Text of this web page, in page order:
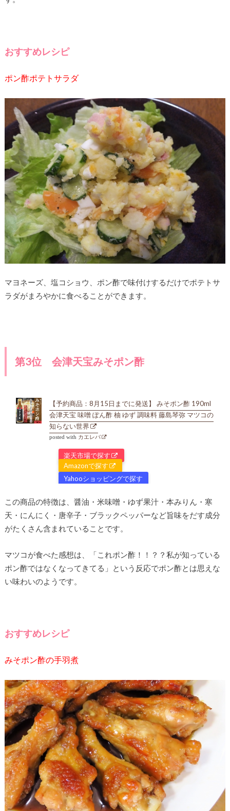
おすすめレシピ
ポン酢ポテトサラダ
マヨネーズ、塩コショウ、ポン酢で味付けするだけでポテトサ
ラダがまろやかに食べることができます。
第3位 会津天宝みそポン酢
【予約商品：8月15日までに発送】 みそポン酢 190ml
会津天宝 味噌 ぽん酢 柚 ゆず 調味料 藤島琴弥 マツコの
知らない世界
posted with カエレバ
楽天市場で探す
Amazonで探す
Yahooショッピングで探す
この商品の特徴は、醤油・米味噌・ゆず果汁・本みりん・寒
天・にんにく・唐辛子・ブラックペッパーなど旨味をだす成分
がたくさん含まれていることです。
マツコが食べた感想は、「これポン酢！！？？私が知っている
ポン酢ではなくなってきてる」という反応でポン酢とは思えな
い味わいのようです。
おすすめレシピ
みそポン酢の手羽煮